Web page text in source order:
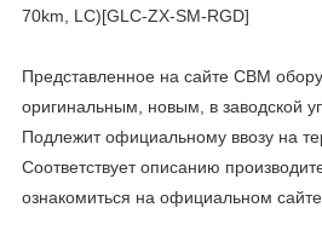
70km, LC)[GLC‐ZX‐SM‐RGD]
Представленное на сайте CBM
оригинальным, новым, в заводской
Подлежит официальному ввозу на
Соответствует описанию
ознакомиться на официальном